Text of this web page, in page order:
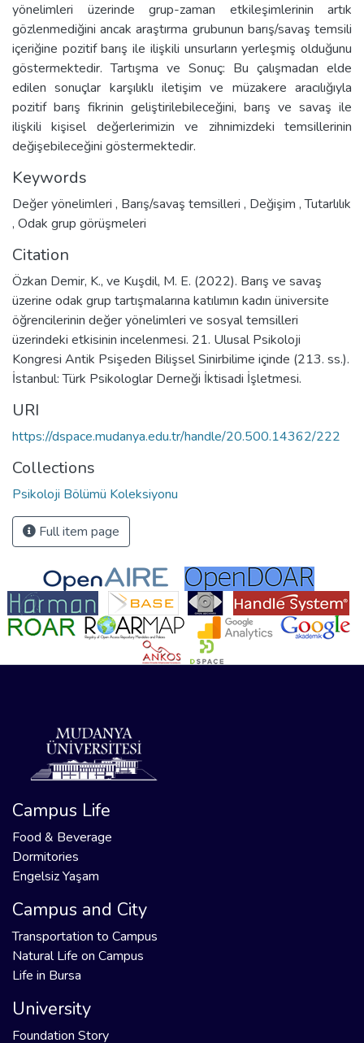
yönelimleri üzerinde grup-zaman etkileşimlerinin artık
gözlenmediğini ancak araştırma grubunun barış/savaş temsili
içeriğine pozitif barış ile ilişkili unsurların yerleşmiş olduğunu
göstermektedir. Tartışma ve Sonuç: Bu çalışmadan elde
edilen sonuçlar karşılıklı iletişim ve müzakere aracılığıyla
pozitif barış fikrinin geliştirilebileceğini, barış ve savaş ile
ilişkili kişisel değerlerimizin ve zihnimizdeki temsillerinin
değişebileceğini göstermektedir.
Keywords
Değer yönelimleri , Barış/savaş temsilleri , Değişim ,Tutarlılık
, Odak grup görüşmeleri
Citation
Özkan Demir, K., ve Kuşdil, M. E. (2022). Barış ve savaş
üzerine odak grup tartışmalarına katılımın kadın üniversite
öğrencilerinin değer yönelimleri ve sosyal temsilleri
üzerindeki etkisinin incelenmesi. 21. Ulusal Psikoloji
Kongresi Antik Psişeden Bilişsel Sinirbilime içinde (213. ss.).
İstanbul: Türk Psikologlar Derneği İktisadi İşletmesi.
URI
https://dspace.mudanya.edu.tr/handle/20.500.14362/222
Collections
Psikoloji Bölümü Koleksiyonu
Full item page
Campus Life
Food & Beverage
Dormitories
Engelsiz Yaşam
Campus and City
Transportation to Campus
Natural Life on Campus
Life in Bursa
University
Foundation Story